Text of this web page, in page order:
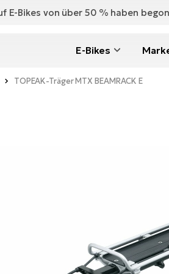
E-Bikes von über 50 % haben
E-Bikes
TOPEAK-Träger MTX BEAMRACK E